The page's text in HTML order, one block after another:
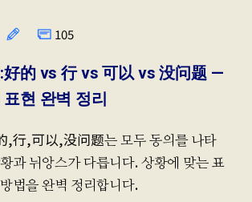
105
好的 vs 行 vs 可以 vs 没问题 —
현 완벽 정리
,行,可以,没问题는 모두 동의를 나타
과 뉘앙스가 다릅니다. 상황에 맞는 표
법을 완벽 정리합니다.